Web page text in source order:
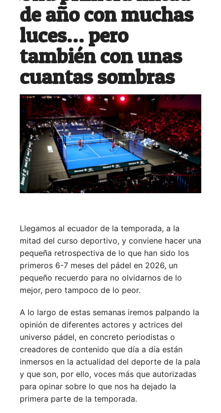
de año con muchas
luces… pero
también con unas
cuantas sombras
Llegamos al ecuador de la temporada, a la
mitad del curso deportivo, y conviene hacer una
pequeña retrospectiva de lo que han sido los
primeros 6-7 meses del pádel en 2026, un
pequeño recuerdo para no olvidarnos de lo
mejor, pero tampoco de lo peor.
A lo largo de estas semanas iremos palpando la
opinión de diferentes actores y actrices del
universo pádel, en concreto periodistas o
creadores de contenido que día a día están
inmersos en la actualidad del deporte de la pala
y que son, por ello, voces más que autorizadas
para opinar sobre lo que nos ha dejado la
primera parte de la temporada.